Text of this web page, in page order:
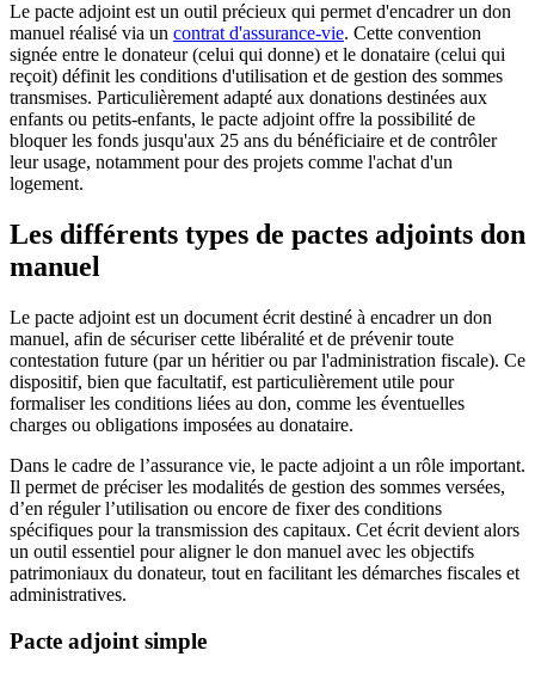
Le pacte adjoint est un outil précieux qui permet d'encadrer un don
manuel réalisé via un contrat d'assurance-vie. Cette convention
signée entre le donateur (celui qui donne) et le donataire (celui qui
reçoit) définit les conditions d'utilisation et de gestion des sommes
transmises. Particulièrement adapté aux donations destinées aux
enfants ou petits-enfants, le pacte adjoint offre la possibilité de
bloquer les fonds jusqu'aux 25 ans du bénéficiaire et de contrôler
leur usage, notamment pour des projets comme l'achat d'un
logement.
Les différents types de pactes adjoints don
manuel
Le pacte adjoint est un document écrit destiné à encadrer un don
manuel, afin de sécuriser cette libéralité et de prévenir toute
contestation future (par un héritier ou par l'administration fiscale). Ce
dispositif, bien que facultatif, est particulièrement utile pour
formaliser les conditions liées au don, comme les éventuelles
charges ou obligations imposées au donataire.
Dans le cadre de l’assurance vie, le pacte adjoint a un rôle important.
Il permet de préciser les modalités de gestion des sommes versées,
d’en réguler l’utilisation ou encore de fixer des conditions
spécifiques pour la transmission des capitaux. Cet écrit devient alors
un outil essentiel pour aligner le don manuel avec les objectifs
patrimoniaux du donateur, tout en facilitant les démarches fiscales et
administratives.
Pacte adjoint simple